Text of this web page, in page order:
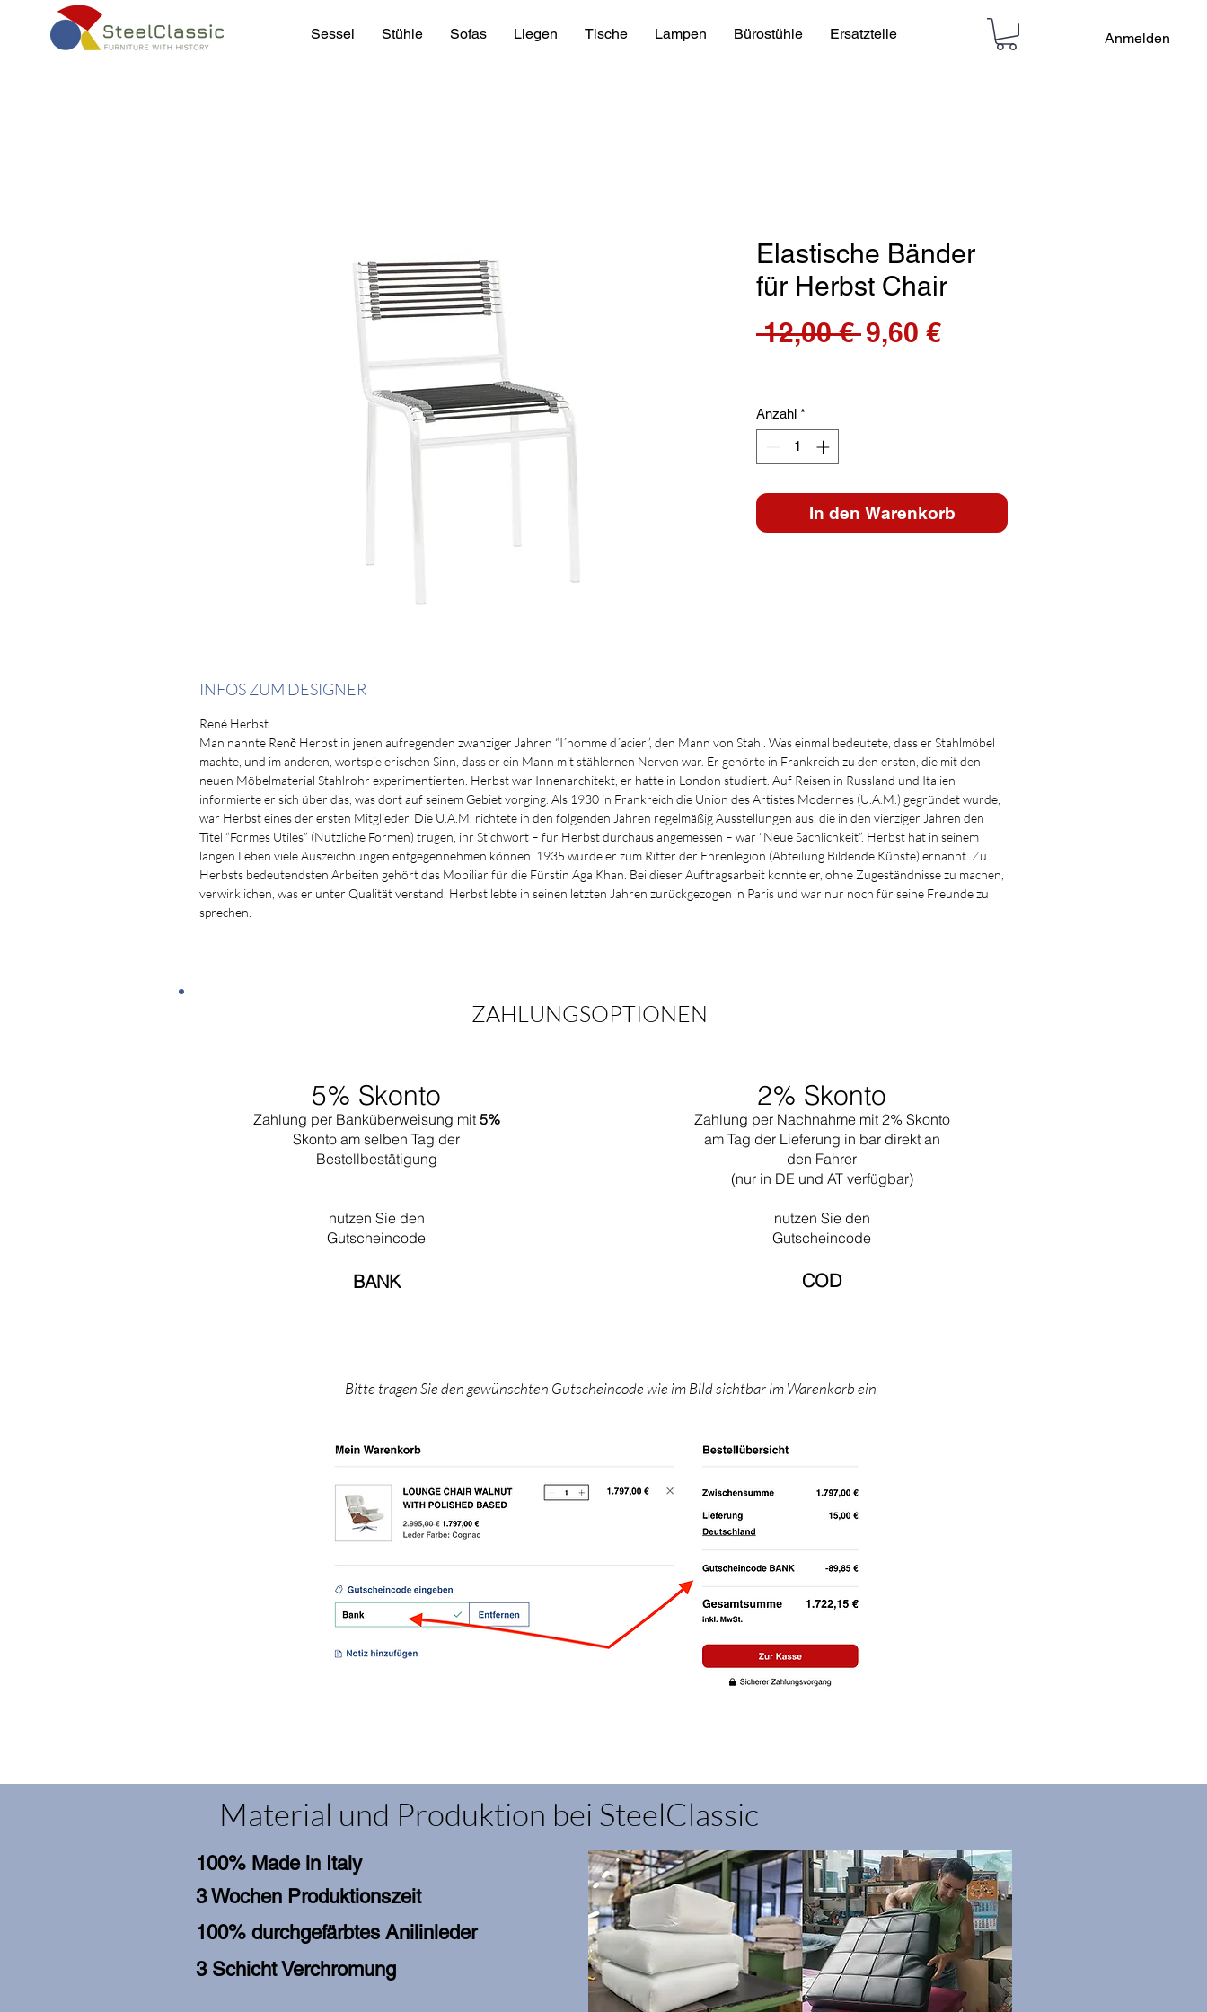
Sessel Stühle Sofas Liegen Tische Lampen Bürostühle Ersatzteile Anmelden
Elastische Bänder
für Herbst Chair
12,00 € Standardpreis
9,60 €Sale-
Anzahl *
In den Warenkorb
INFOS ZUM DESIGNER
René Herbst
Man nannte Renč Herbst in jenen aufregenden zwanziger Jahren “I´homme d´acier”, den Mann von Stahl. Was einmal bedeutete, dass er Stahlmöbel
machte, und im anderen, wortspielerischen Sinn, dass er ein Mann mit stählernen Nerven war. Er gehörte in Frankreich zu den ersten, die mit den
neuen Möbelmaterial Stahlrohr experimentierten. Herbst war Innenarchitekt, er hatte in London studiert. Auf Reisen in Russland und Italien
informierte er sich über das, was dort auf seinem Gebiet vorging. Als 1930 in Frankreich die Union des Artistes Modernes (U.A.M.) gegründet wurde,
war Herbst eines der ersten Mitglieder. Die U.A.M. richtete in den folgenden Jahren regelmäßig Ausstellungen aus, die in den vierziger Jahren den
Titel “Formes Utiles” (Nützliche Formen) trugen, ihr Stichwort – für Herbst durchaus angemessen – war “Neue Sachlichkeit”. Herbst hat in seinem
langen Leben viele Auszeichnungen entgegennehmen können. 1935 wurde er zum Ritter der Ehrenlegion (Abteilung Bildende Künste) ernannt. Zu
Herbsts bedeutendsten Arbeiten gehört das Mobiliar für die Fürstin Aga Khan. Bei dieser Auftragsarbeit konnte er, ohne Zugeständnisse zu machen,
verwirklichen, was er unter Qualität verstand. Herbst lebte in seinen letzten Jahren zurückgezogen in Paris und war nur noch für seine Freunde zu
sprechen.
ZAHLUNGSOPTIONEN
5% Skonto
Zahlung per Banküberweisung mit 5%
Skonto am selben Tag der
Bestellbestätigung
nutzen Sie den
Gutscheincode
BANK
2% Skonto
Zahlung per Nachnahme mit 2% Skonto
am Tag der Lieferung in bar direkt an
den Fahrer
(nur in DE und AT verfügbar)
nutzen Sie den
Gutscheincode
COD​
Bitte tragen Sie den gewünschten Gutscheincode wie im Bild sichtbar im Warenkorb ein
Material und Produktion bei SteelClassic
100% Made in Italy
3 Wochen Produktionszeit
100% durchgefärbtes Anilinleder
3 Schicht Verchromung